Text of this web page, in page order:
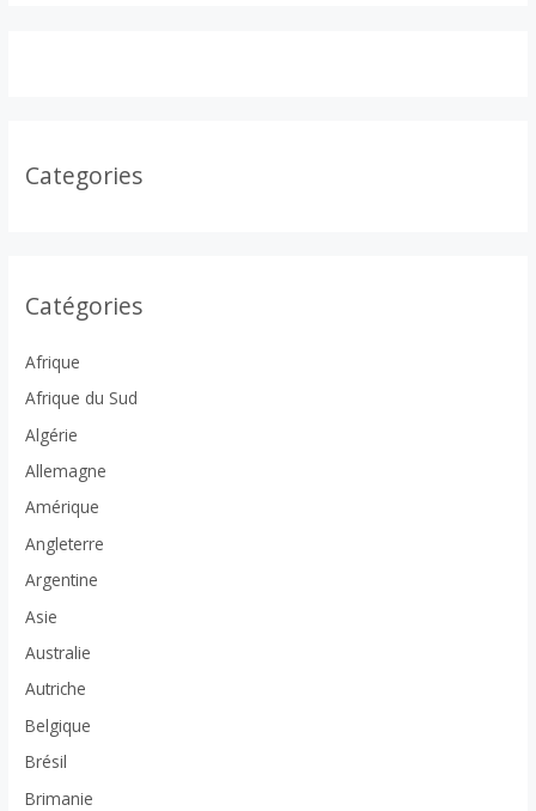
Categories
Catégories
Afrique
Afrique du Sud
Algérie
Allemagne
Amérique
Angleterre
Argentine
Asie
Australie
Autriche
Belgique
Brésil
Brimanie